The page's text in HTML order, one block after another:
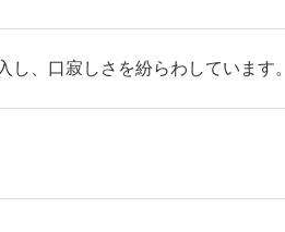
、口寂しさを紛らわしています。